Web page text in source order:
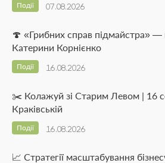
07.08.2026
Події
🍄 «Грибних справ підмайстра» —
Катерини Корнієнко
16.08.2026
Події
✂️ Колажуй зі Старим Левом | 16
Краківській
16.08.2026
Події
📈 Стратегії масштабування